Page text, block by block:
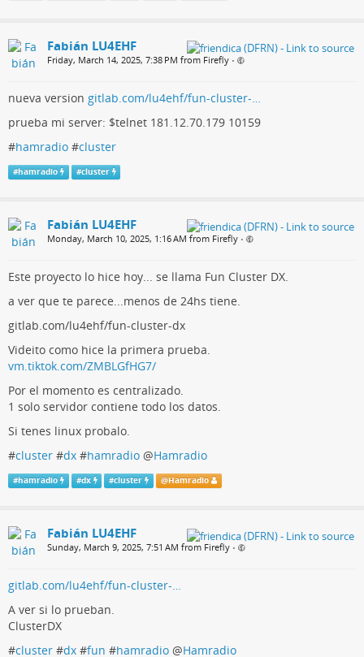
Fabián LU4EHF
Friday, March 14, 2025, 7:38 PM from Firefly •
nueva version gitlab.com/lu4ehf/fun-cluster-…
prueba mi server: $telnet 181.12.70.179 10159
#hamradio #cluster
#hamradio #cluster
Fabián LU4EHF
Monday, March 10, 2025, 1:16 AM from Firefly •
Este proyecto lo hice hoy... se llama Fun Cluster DX.
a ver que te parece...menos de 24hs tiene.
gitlab.com/lu4ehf/fun-cluster-dx
Videito como hice la primera prueba.
vm.tiktok.com/ZMBLGfHG7/
Por el momento es centralizado.
1 solo servidor contiene todo los datos.
Si tenes linux probalo.
#cluster #dx #hamradio @Hamradio
#hamradio #dx #cluster @Hamradio
Fabián LU4EHF
Sunday, March 9, 2025, 7:51 AM from Firefly •
gitlab.com/lu4ehf/fun-cluster-…
A ver si lo prueban.
ClusterDX
#cluster #dx #fun #hamradio @Hamradio